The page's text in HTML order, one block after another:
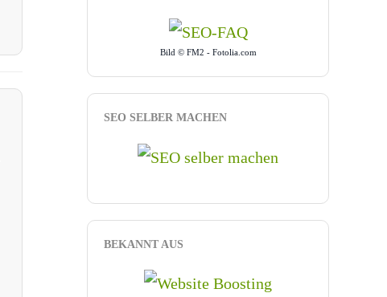
Bild © FM2 - Fotolia.com
SEO SELBER MACHEN
BEKANNT AUS